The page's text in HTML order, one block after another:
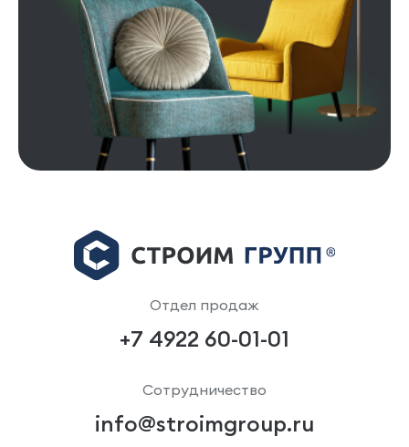
Отдел продаж
+7 4922 60-01-01
Сотрудничество
info@stroimgroup.ru